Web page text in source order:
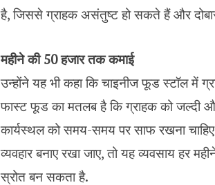
है, जिससे ग्राहक असंतुष्ट हो सकते हैं और
महीने की 50 हजार तक कमाई
उन्होंने यह भी कहा कि चाइनीज फूड स्टॉल में
फास्ट फूड का मतलब है कि ग्राहक को जल्दी
कार्यस्थल को समय-समय पर साफ रखना
व्यवहार बनाए रखा जाए, तो यह व्यवसाय हर
स्रोत बन सकता है.